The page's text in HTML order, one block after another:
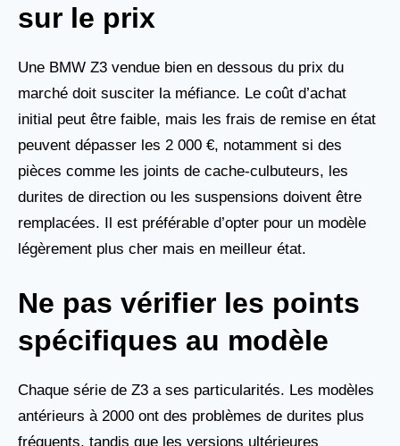
sur le prix
Une BMW Z3 vendue bien en dessous du prix du
marché doit susciter la méfiance. Le coût d’achat
initial peut être faible, mais les frais de remise en état
peuvent dépasser les 2 000 €, notamment si des
pièces comme les joints de cache-culbuteurs, les
durites de direction ou les suspensions doivent être
remplacées. Il est préférable d’opter pour un modèle
légèrement plus cher mais en meilleur état.
Ne pas vérifier les points
spécifiques au modèle
Chaque série de Z3 a ses particularités. Les modèles
antérieurs à 2000 ont des problèmes de durites plus
fréquents, tandis que les versions ultérieures